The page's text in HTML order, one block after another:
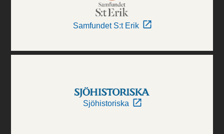
Samfundet S:t Erik
Sjöhistoriska